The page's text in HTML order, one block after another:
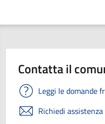
Contatta il
Leggi le domande
Richiedi assistenza